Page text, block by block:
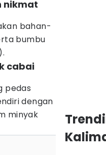
nikmat
bahan-
bumbu
cabai
pedas
dengan
minyak